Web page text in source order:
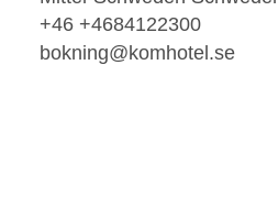
+46 +4684122300
bokning@komhotel.se